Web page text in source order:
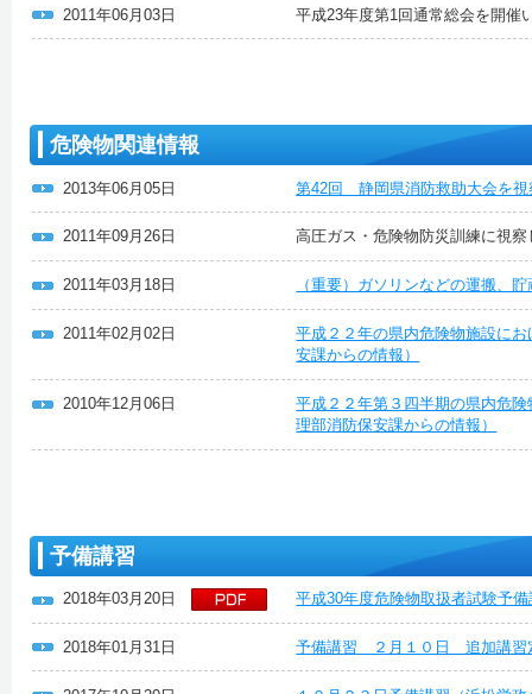
2011年06月03日 平成23年度第1回通常総会を開催
危険物関連情報
2013年06月05日 第42回 静岡県消防救助大会を視
2011年09月26日 高圧ガス・危険物防災訓練に視察
2011年03月18日 （重要）ガソリンなどの運搬、
2011年02月02日
平成２２年の県内危険物施設に
安課からの情報）
2010年12月06日
平成２２年第３四半期の県内危
理部消防保安課からの情報）
予備講習
2018年03月20日 平成30年度危険物取扱者試験予
2018年01月31日 予備講習 ２月１０日 追加講習